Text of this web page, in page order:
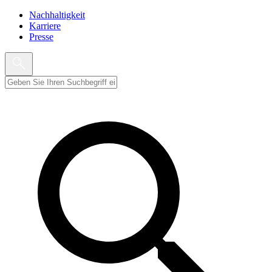
Nachhaltigkeit
Karriere
Presse